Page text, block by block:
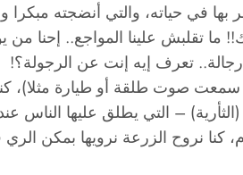
بها في حياته، والتي أنضجته
علينا المواجع.. إحنا من
تعرف إيه إنت عن الرجولة؟!
صوت طلقة أو طيارة مثلا)،
– التي يطلق عليها الناس
نروح الزرعة نرويها بمكن